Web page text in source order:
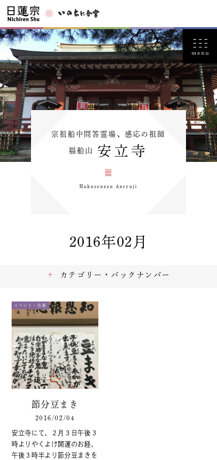
宗祖船中問答霊場、感応の祖師
福船山 安立寺
Hukusenzan Anryuji
2016年02月
イベント・活動
節分豆まき
2016/02/04
安立寺にて、２月３日午後３
時よりやくよけ開運のお経、
午後３時半より節分豆まきを
カテゴリー・バックナンバー